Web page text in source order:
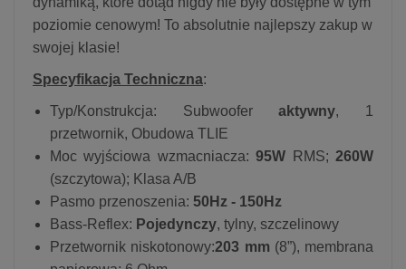
poziomie cenowym! To absolutnie najlepszy zakup w
swojej klasie!
Specyfikacja Techniczna:
Typ/Konstrukcja: Subwooferaktywny, 1
przetwornik, Obudowa TLIE
Moc wyjściowa wzmacniacza: 95W RMS; 260W
(szczytowa); Klasa A/B
Pasmo przenoszenia: 50Hz - 150Hz
Bass-Reflex: Pojedynczy, tylny, szczelinowy
Przetwornik niskotonowy:203 mm (8”), membrana